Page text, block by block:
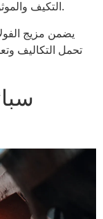
التكيف والموثوقية تجعلها لا غنى عنها في مختلف القطاعات.
يضمن مزيج
تحمل التكاليف